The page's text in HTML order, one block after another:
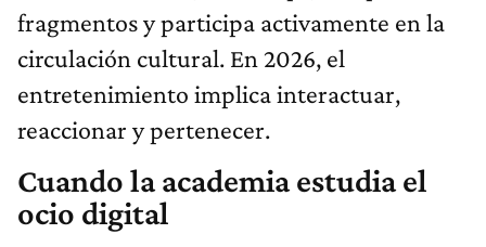
fragmentos y participa activamente en la
circulación cultural. En 2026, el
entretenimiento implica interactuar,
reaccionar y pertenecer.
Cuando la academia estudia el
ocio digital